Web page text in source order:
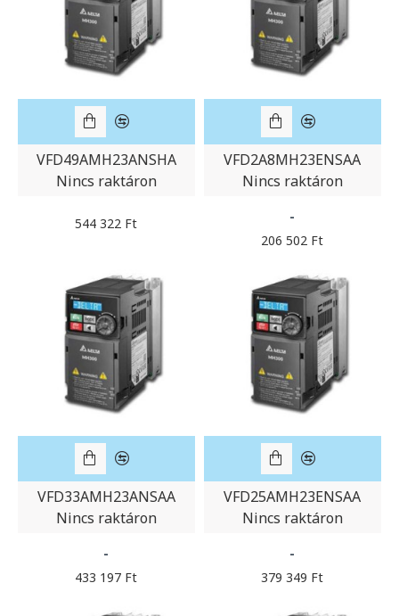
VFD49AMH23ANSHA
Nincs raktáron
544 322 Ft
VFD2A8MH23ENSAA
Nincs raktáron
-
206 502 Ft
VFD33AMH23ANSAA
Nincs raktáron
-
433 197 Ft
VFD25AMH23ENSAA
Nincs raktáron
-
379 349 Ft